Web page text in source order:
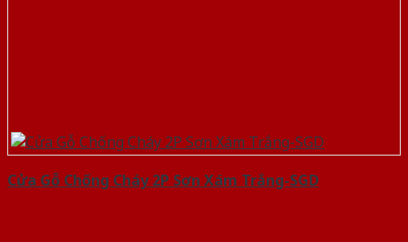
Cửa Gỗ Chống Cháy 2P Sơn Xám Trắng-SGD